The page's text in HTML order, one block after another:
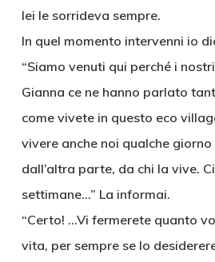
lei le sorrideva sempre.
In quel momento intervenni io
“Siamo venuti qui perché i
Gianna ce ne hanno parlato
come vivete in questo eco
vivere anche noi qualche giorno
dall’altra parte, da chi la vive.
settimane…” La informai.
“Certo! …Vi fermerete quanto
vita, per sempre se lo